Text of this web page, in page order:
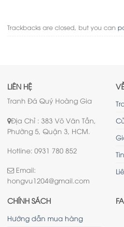
Trackbacks are closed, but you can
LIÊN HỆ
Tranh Đá Quý Hoàng Gia
Địa Chỉ : 383 Võ Văn Tần,
Phường 5, Quận 3, HCM.
Hotline: 0931 780 852
Email:
hongvu1204@gmail.com
CHÍNH SÁCH
Hướng dẫn mua hàng